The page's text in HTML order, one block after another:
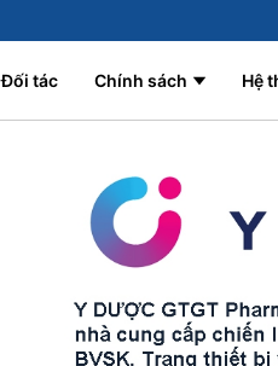
Đối tác Chính sách Hệ